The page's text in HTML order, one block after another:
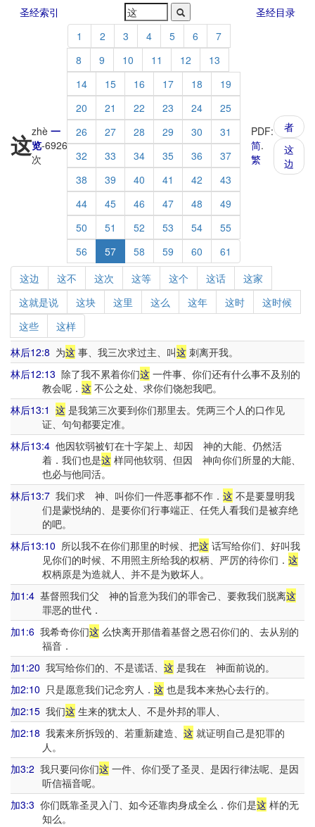
圣经索引 圣经目录
这zhè 一
览-6926
次
1 2 3 4 5 6
7
8
9 10 11 12
13
14
15 16 17 18
19
20
21 22 23 24
25
26
27 28 29 30
31
32
33 34 35 36
37
38
39 40 41 42
43
44
45 46 47 48
49
50
51 52 53 54
55
56
57 58 59 60 61
PDF:
简.
繁
者
这
边
这边 这不 这次 这等 这个 这话
这家
这就是说
这块 这里 这么 这年 这时
这时候
这些
这样
林后12:8 为这 事、我三次求过主、叫这 刺离开我。
林后12:13 除了我不累着你们这 一件事、你们还有什么事不及别的
教会呢． 这不公之处、求你们饶恕我吧。
林后13:1 这 是我第三次要到你们那里去。凭两三个人的口作见
证、句句都要定准。
林后13:4 他因软弱被钉在十字架上、却因 神的大能、仍然活
着．我们也是这样同他软弱、但因 神向你们所显的大能、
也必与他同活。
林后13:7 我们求 神、叫你们一件恶事都不作． 这 不是要显明我
们是蒙悦纳的、是要你们行事端正、任凭人看我们是被弃绝
的吧。
林后13:10 所以我不在你们那里的时候、把这 话写给你们、好叫我
见你们的时候、不用照主所给我的权柄、严厉的待你们． 这
权柄原是为造就人、并不是为败坏人。
加1:4 基督照我们父 神的旨意为我们的罪舍己、要救我们脱离这
罪恶的世代．
加1:6 我希奇你们这 么快离开那借着基督之恩召你们的、去从别的
福音．
加1:20 我写给你们的、不是谎话、 这 是我在 神面前说的。
加2:10 只是愿意我们记念穷人． 这 也是我本来热心去行的。
加2:15 我们这 生来的犹太人、不是外邦的罪人、
加2:18 我素来所拆毁的、若重新建造、 这 就证明自己是犯罪的
人。
加3:2 我只要问你们这 一件、你们受了圣灵、是因行律法呢、是因
听信福音呢。
加3:3 你们既靠圣灵入门、如今还靠肉身成全么．你们是这 样的无
知么。